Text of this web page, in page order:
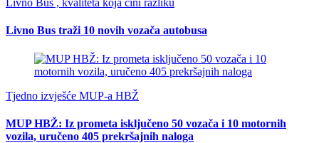
Livno Bus , kvaliteta koja čini razliku
Livno Bus traži 10 novih vozača autobusa
Tjedno izvješće MUP-a HBŽ
MUP HBŽ: Iz prometa isključeno 50 vozača i 10 motornih
vozila, uručeno 405 prekršajnih naloga